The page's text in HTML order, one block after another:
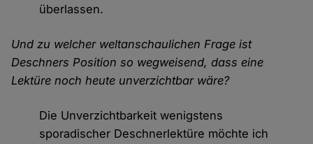
überlassen.
Und zu welcher weltanschaulichen Frage ist
Deschners Position so wegweisend, dass eine
Lektüre noch heute unverzichtbar wäre?
Die Unverzichtbarkeit wenigstens
sporadischer Deschnerlektüre möchte ich